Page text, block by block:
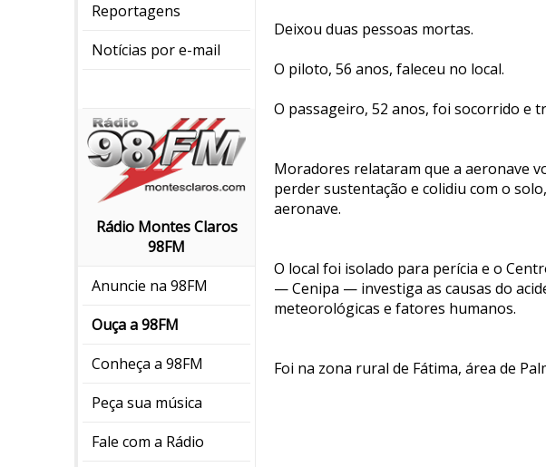
Reportagens
Notícias por e-mail
Rádio Montes Claros
98FM
Anuncie na 98FM
Ouça a 98FM
Conheça a 98FM
Peça sua música
Fale com a Rádio
Deixou duas pessoas mortas.
O piloto, 56 anos, faleceu no local.
O passageiro, 52 anos, foi socorrido e
Moradores relataram que a aeronave
perder sustentação e colidiu com o
aeronave.
O local foi isolado para perícia e o
— Cenipa — investiga as causas do
meteorológicas e fatores humanos.
Foi na zona rural de Fátima, área de